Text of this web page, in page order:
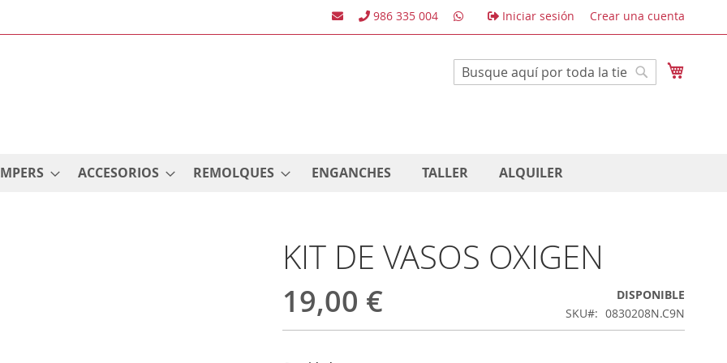
Iniciar sesión Crear una cuenta
986 335 004
Buscar
ACCESORIOS REMOLQUES ENGANCHES TALLER ALQUILER
KIT DE VASOS OXIGEN
19,00 €
DISPONIBLE
SKU
0830208N.C9N